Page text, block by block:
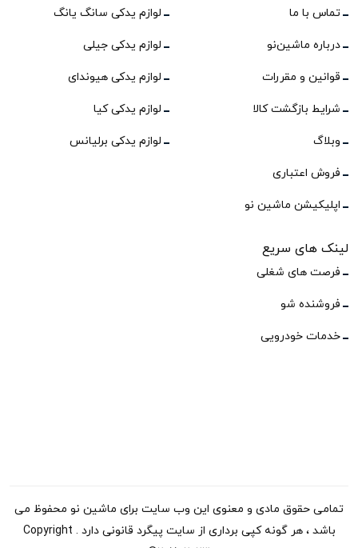
تماس با ما
درباره ماشین‌نو
قوانین و مقررات
شرایط بازگشت کالا
وبلاگ
فروش اعتباری
اپلیکیشن ماشین نو
لوازم یدکی سانگ یانگ
لوازم یدکی جیلی
لوازم یدکی هیوندای
لوازم یدکی کیا
لوازم یدکی برلیانس
لینک های سریع
فرصت های شغلی
فروشنده شو
خدمات خودرویی
تمامی حقوق مادی و معنوی این وب سایت برای ماشین نو محفوظ می
باشد ، هر گونه کپی برداری از سایت پیگرد قانونی دارد . Copyright